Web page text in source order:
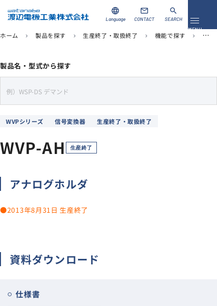
メニュ
MENU
製品を探す
当社について
language
Language
mail
CONTACT
search
SEARCH
ホーム chevron_right 製品を探す chevron_right 生産終了・取扱終了 chevron_right 機能で探す chevron_right 信号
製品名・型式から探す
e
WVPシリーズ 信号変換器 生産終了・取扱終了
WVP-AH 生産終了
アナログホルダ
●2013年8月31日 生産終了
資料ダウンロード
仕様書